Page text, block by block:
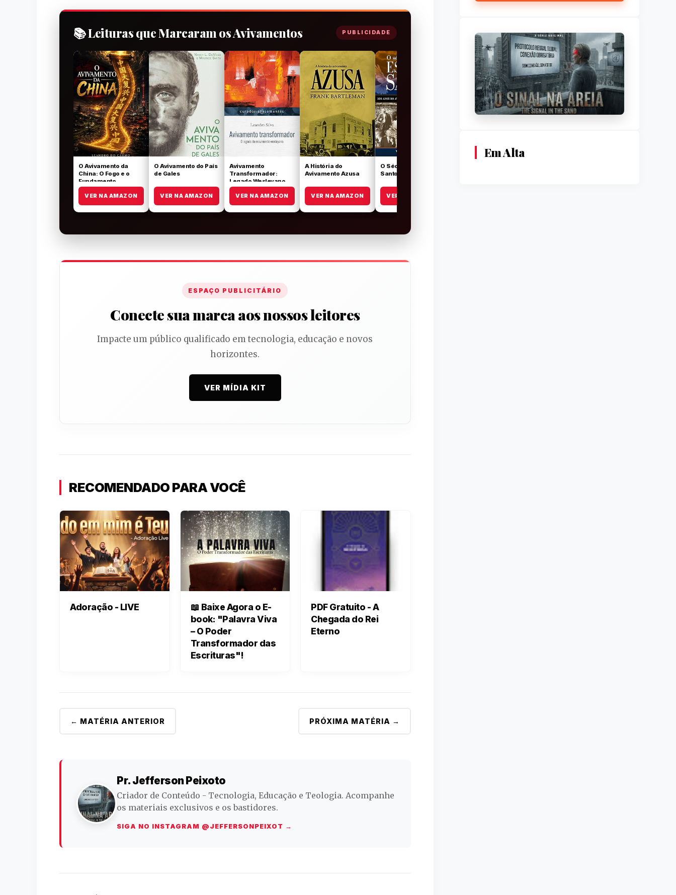
📚 Leituras que Marcaram os Avivamentos PUBLICIDADE
O Avivamento da
China: O Fogo e o
Fundamento
VER NA AMAZON
O Avivamento do País
de Gales
VER NA AMAZON
Avivamento
Transformador:
Legado Wesleyano
VER NA AMAZON
A História do
Avivamento Azusa
VER NA AMAZON
O Século do Espírito
Santo
VER NA AMAZON
ESPAÇO PUBLICITÁRIO
Conecte sua marca aos nossos leitores
Impacte um público qualificado em tecnologia, educação e novos
horizontes.
VER MÍDIA KIT
RECOMENDADO PARA VOCÊ
Adoração - LIVE
📖 Baixe Agora o E-
book: "Palavra Viva
– O Poder
Transformador das
Escrituras"!
PDF Gratuito - A
Chegada do Rei
Eterno
← MATÉRIA ANTERIOR PRÓXIMA MATÉRIA →
Pr. Jefferson Peixoto
Criador de Conteúdo - Tecnologia, Educação e Teologia. Acompanhe
os materiais exclusivos e os bastidores.
SIGA NO INSTAGRAM @JEFFERSONPEIXOT →
Em Alta